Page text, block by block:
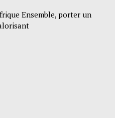
Ensemble, porter un